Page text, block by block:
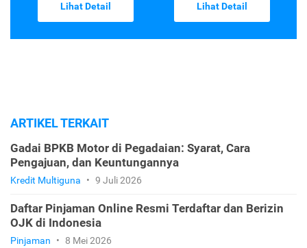
Lihat Detail Lihat Detail
ARTIKEL TERKAIT
Gadai BPKB Motor di Pegadaian: Syarat, Cara
Pengajuan, dan Keuntungannya
Kredit Multiguna • 9 Juli 2026
Daftar Pinjaman Online Resmi Terdaftar dan Berizin
OJK di Indonesia
Pinjaman • 8 Mei 2026